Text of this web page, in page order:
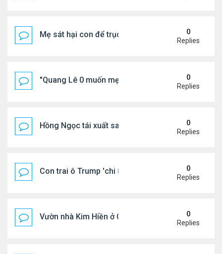
Mẹ sát hại con để trục lợi bảo hiểm
0
Replies
"Quang Lê 0 muốn mẹ thua kém người khác"
0
Replies
Hồng Ngọc tái xuất sau nhiều năm ở ẩn
0
Replies
Con trai ô Trump 'chi 8.5 triệu để xóa ràng buộc
0
Replies
Vườn nhà Kim Hiền ở California
0
Replies